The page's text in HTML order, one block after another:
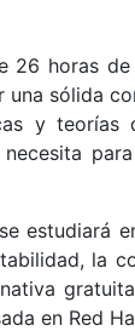
26 horas
una sólida
y teorías
estudiará
la
en Red